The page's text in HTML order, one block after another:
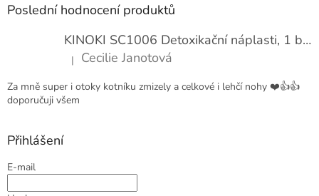
Poslední hodnocení produktů
KINOKI SC1006 Detoxikační náplasti, 1 balení - 10 ks
Hodnocení produktu je 4 z 5 hvězdiček.
| Cecilie Janotová
Za mně super i otoky kotníku zmizely a celkové i lehčí nohy ❤️👍👍
doporučuji všem
Přihlášení
E-mail